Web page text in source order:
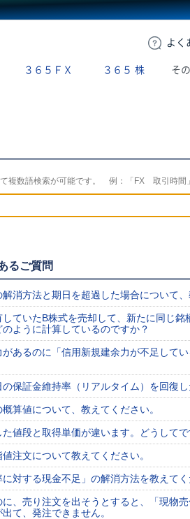
よく
３６５ＦＸ ３６５ 株 そ
て複数語検索が可能です。 例：「FX 取引時
るご質問
消方法と期日を超過した場合について、
ていたB株式を売却して、新たに同じ
ように計算しているのですか？
あるのに「信用新規建余力が不足して
保証金維持率（リアルタイム）を回復
算値について、教えてください。
値段と取得単価が違います。どうしてで
注文について教えてください。
に対する現金不足」の解消方法を教えてく
、売り注文を出そうとすると、「現物
て、発注できません。